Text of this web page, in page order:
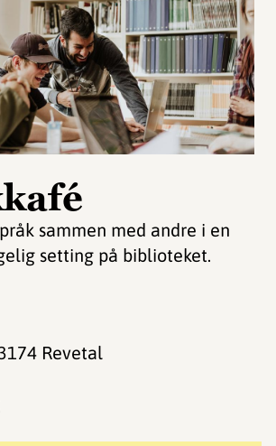
sammen med andre i en
setting på biblioteket.
Revetal